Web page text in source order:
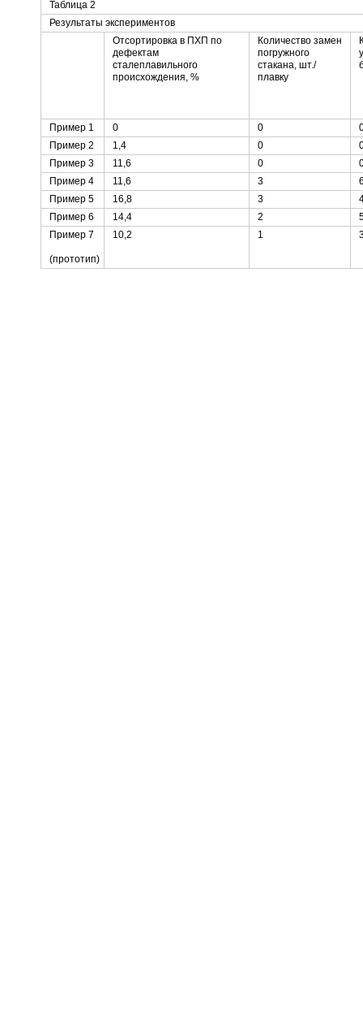
Таблица 2
Результаты экспериментов
Отсортировка в ПХП по
дефектам
сталеплавильного
происхождения, %
Количество замен
погружного
стакана, шт./
плавку
Пример 1 0 0
Пример 2
1,4 0
Пример 3
11,6 0
Пример 4
11,6 3
Пример 5
16,8 3
Пример 6
14,4 2
Пример 7
(прототип)
10,2 1